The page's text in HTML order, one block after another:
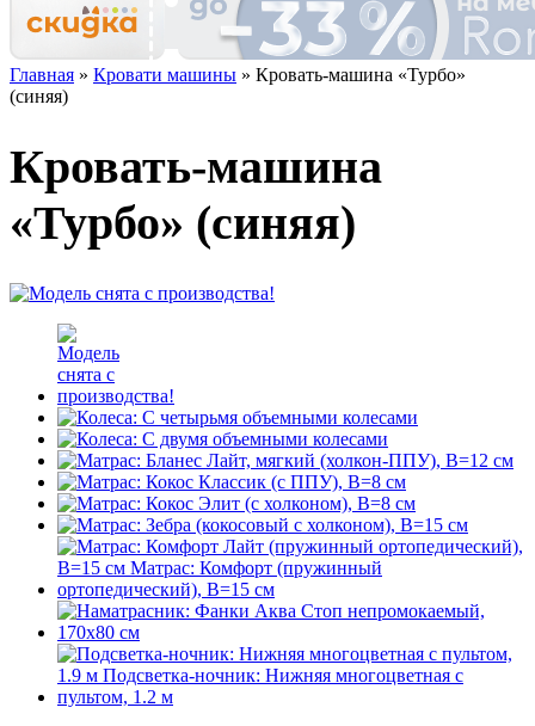
Главная » Кровати машины » Кровать-машина «Турбо»
(синяя)
Кровать-машина
«Турбо» (синяя)